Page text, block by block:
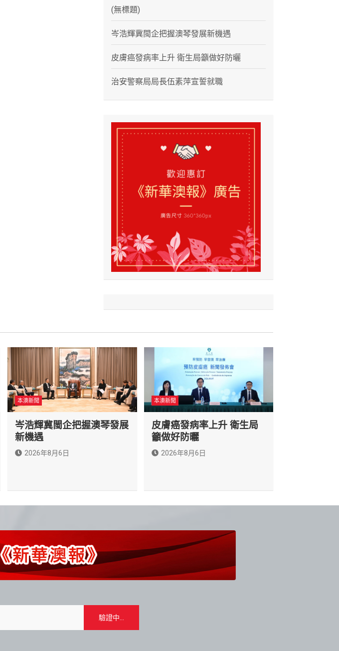
(無標題)
岑浩輝冀閩企把握澳琴發展新機遇
皮膚癌發病率上升 衛生局籲做好防曬
治安警察局局長伍素萍宣誓就職
本澳新聞
岑浩輝冀閩企把握澳琴發展
新機遇
2026年8月6日
本澳新聞
皮膚癌發病率上升 衛生局
籲做好防曬
2026年8月6日